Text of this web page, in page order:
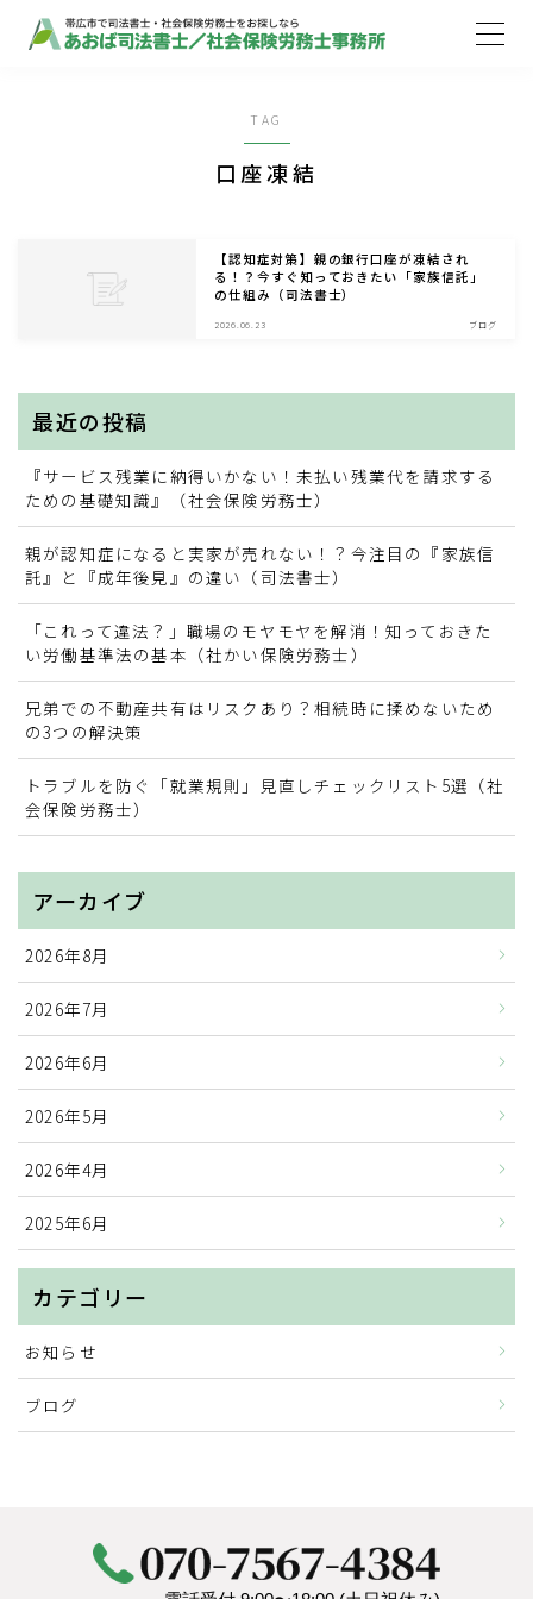
ご依頼の流れ
お知らせ
ブログ
お問い合わせ
業務提携・連携の募集
TAG
口座凍結
【認知症対策】親の銀行口座が凍結され
る！？今すぐ知っておきたい「家族信託」
の仕組み（司法書士）
2026.06.23 ブログ
最近の投稿
『サービス残業に納得いかない！未払い残業代を請求する
ための基礎知識』（社会保険労務士）
親が認知症になると実家が売れない！？今注目の『家族信
託』と『成年後見』の違い（司法書士）
「これって違法？」職場のモヤモヤを解消！知っておきた
い労働基準法の基本（社かい保険労務士）
兄弟での不動産共有はリスクあり？相続時に揉めないため
の3つの解決策
トラブルを防ぐ「就業規則」見直しチェックリスト5選（社
会保険労務士）
アーカイブ
2026年8月
2026年7月
2026年6月
2026年5月
2026年4月
2025年6月
カテゴリー
お知らせ
ブログ